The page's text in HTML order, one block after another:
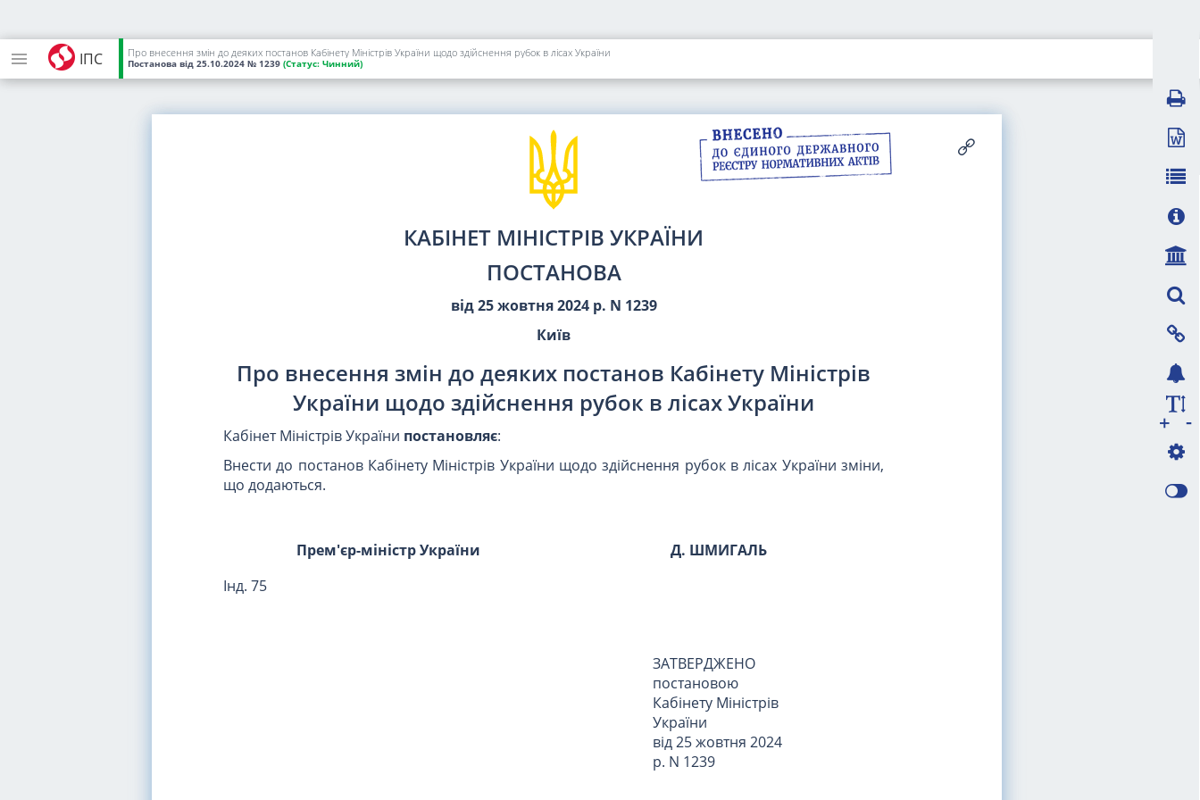
ІПС Про внесення змін до деяких постанов Кабінету Міністрів України щодо здійснення рубок в лісах України
Постанова від 25.10.2024 № 1239 (Статус: Чинний)
КАБІНЕТ МІНІСТРІВ УКРАЇНИ
ПОСТАНОВА
від 25 жовтня 2024 р. N 1239
Київ
Про внесення змін до деяких постанов Кабінету Міністрів
України щодо здійснення рубок в лісах України
Кабінет Міністрів України постановляє:
Внести до постанов Кабінету Міністрів України щодо здійснення рубок в лісах України зміни,
що додаються.
Прем'єр-міністр України
Д. ШМИГАЛЬ
Інд. 75
ЗАТВЕРДЖЕНО
постановою
Кабінету Міністрів
України
від 25 жовтня 2024
р. N 1239
-
+